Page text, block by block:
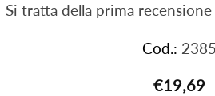
Si tratta della prima
Cod.: 2385
€19,69